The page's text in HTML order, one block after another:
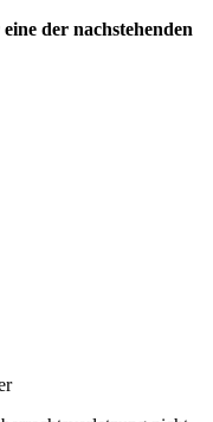
der nachstehenden